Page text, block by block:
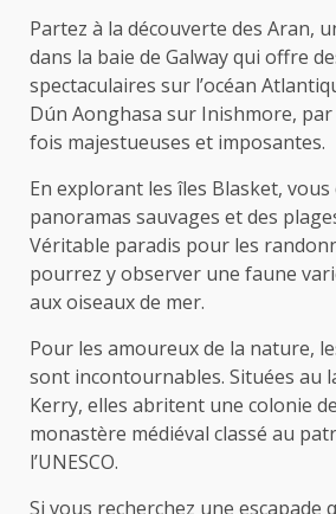
Partez à la découverte des Aran,
dans la baie de Galway qui offre
spectaculaires sur l’océan
Dún Aonghasa sur Inishmore,
fois majestueuses et imposantes.
En explorant les îles Blasket,
panoramas sauvages et des
Véritable paradis pour les
pourrez y observer une faune
aux oiseaux de mer.
Pour les amoureux de la nature,
sont incontournables. Situées au
Kerry, elles abritent une colonie
monastère médiéval classé au
l’UNESCO.
Si vous recherchez une escapade